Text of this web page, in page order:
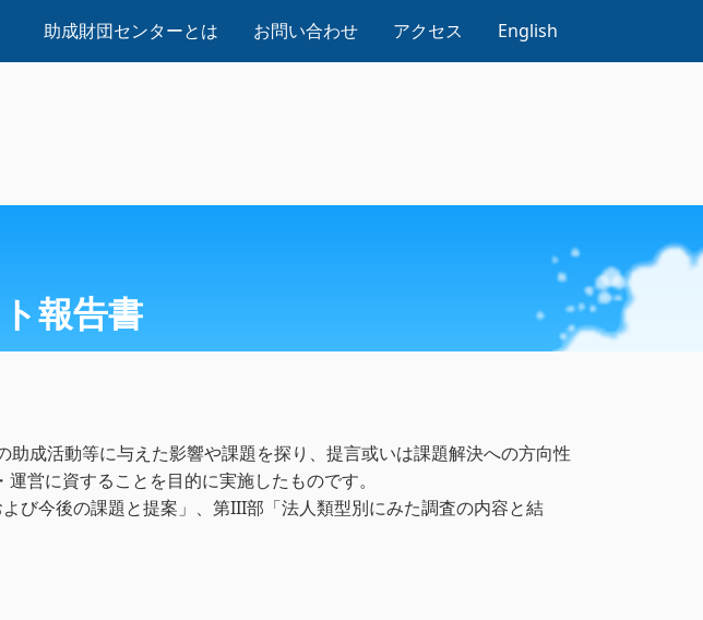
助成財団センターとは お問い合わせ アクセス English
報告書
成活動等に与えた影響や課題を探り、提言或いは課題解決への方向性
営に資することを目的に実施したものです。
び今後の課題と提案」、第III部「法人類型別にみた調査の内容と結